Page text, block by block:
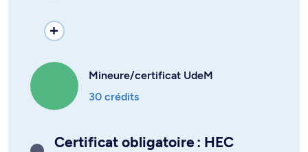
Mineure/certificat UdeM
30 crédits
Certificat obligatoire : HEC